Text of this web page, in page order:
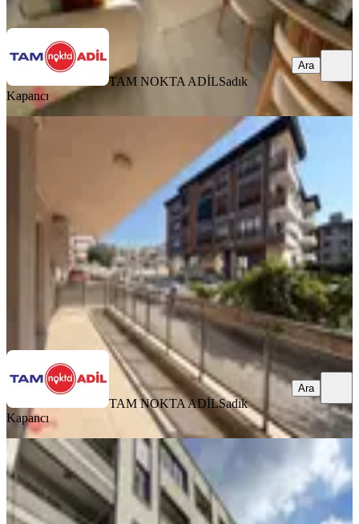
Ara
TAM NOKTA ADİLSadık
Kapancı
Ara
BALKONLU
Fatih Mahallesinde Geniş 2+1 Daire
Bergama, Fatih Mahallesi
110 m²·Düz Giriş (Zemin) · 09.08.2026
4.200.000 ₺
TAM NOKTA ADİLSadık Kapancı
TAM NOKTA ADİLSadık
Kapancı
Ara
BALKONLU
Bergama Atatürk Bulvarı Cadde Üstü
3+1 Daire
Bergama, Bahçelievler Mahallesi